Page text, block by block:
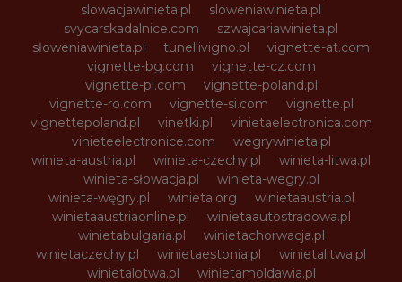
slowacjawinieta.pl
sloweniawinieta.pl
svycarskadalnice.com
szwajcariawinieta.pl
słoweniawinieta.pl
tunellivigno.pl
vignette-at.com
vignette-bg.com
vignette-cz.com
vignette-pl.com
vignette-poland.pl
vignette-ro.com
vignette-si.com
vignette.pl
vignettepoland.pl
vinetki.pl
vinietaelectronica.com
vinieteelectronice.com
wegrywinieta.pl
winieta-austria.pl
winieta-czechy.pl
winieta-litwa.pl
winieta-słowacja.pl
winieta-wegry.pl
winieta-węgry.pl
winieta.org
winietaaustria.pl
winietaaustriaonline.pl
winietaautostradowa.pl
winietabulgaria.pl
winietachorwacja.pl
winietaczechy.pl
winietaestonia.pl
winietalitwa.pl
winietalotwa.pl
winietamoldawia.pl